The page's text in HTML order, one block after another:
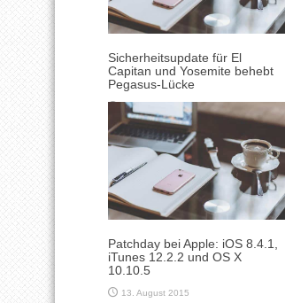
Sicherheitsupdate für El
Capitan und Yosemite behebt
Pegasus-Lücke
2. September 2016
Patchday bei Apple: iOS 8.4.1,
iTunes 12.2.2 und OS X
10.10.5
13. August 2015